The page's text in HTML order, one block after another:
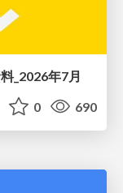
_2026年7月
0 690